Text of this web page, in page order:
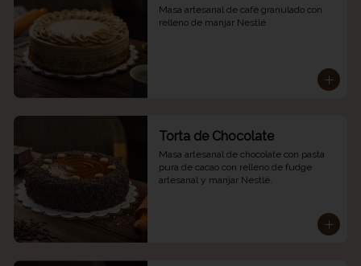
Masa artesanal de café granulado con
relleno de manjar Nestlé
Torta de Chocolate
Masa artesanal de chocolate con pasta
pura de cacao con relleno de fudge
artesanal y manjar Nestlé.